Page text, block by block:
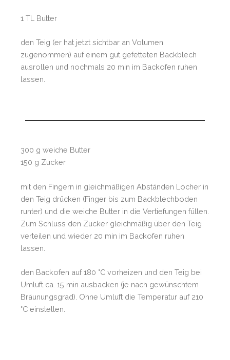
1 TL Butter
den Teig (er hat jetzt sichtbar an Volumen
zugenommen) auf einem gut gefetteten Backblech
ausrollen und nochmals 20 min im Backofen ruhen
lassen.
300 g weiche Butter
150 g Zucker
mit den Fingern in gleichmäßigen Abständen Löcher in
den Teig drücken (Finger bis zum Backblechboden
runter) und die weiche Butter in die Vertiefungen füllen.
Zum Schluss den Zucker gleichmäßig über den Teig
verteilen und wieder 20 min im Backofen ruhen
lassen.
den Backofen auf 180 °C vorheizen und den Teig bei
Umluft ca. 15 min ausbacken (je nach gewünschtem
Bräunungsgrad). Ohne Umluft die Temperatur auf 210
°C einstellen.